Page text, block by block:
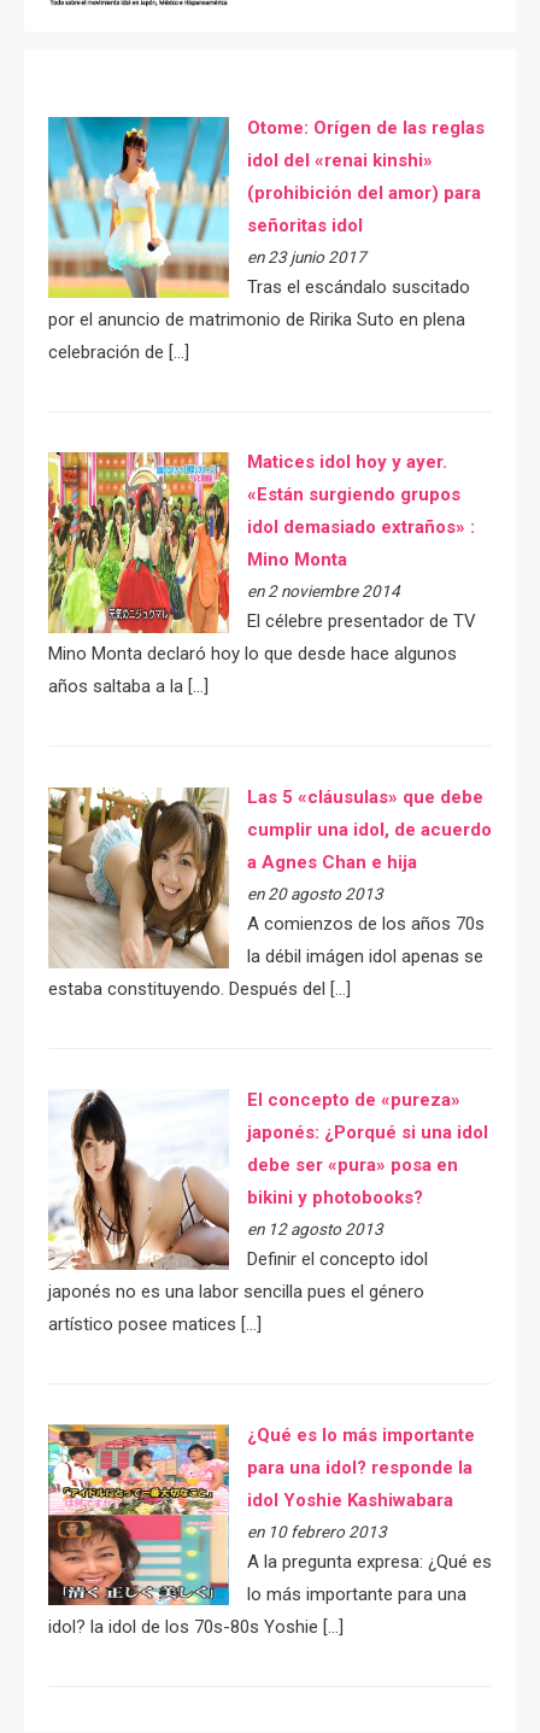
Otome: Orígen de las reglas
idol del «renai kinshi»
(prohibición del amor) para
señoritas idol
en 23 junio 2017
Tras el escándalo suscitado
por el anuncio de matrimonio de Ririka Suto en plena
celebración de […]
Matices idol hoy y ayer.
«Están surgiendo grupos
idol demasiado extraños» :
Mino Monta
en 2 noviembre 2014
El célebre presentador de TV
Mino Monta declaró hoy lo que desde hace algunos
años saltaba a la […]
Las 5 «cláusulas» que debe
cumplir una idol, de acuerdo
a Agnes Chan e hija
en 20 agosto 2013
A comienzos de los años 70s
la débil imágen idol apenas se
estaba constituyendo. Después del […]
El concepto de «pureza»
japonés: ¿Porqué si una idol
debe ser «pura» posa en
bikini y photobooks?
en 12 agosto 2013
Definir el concepto idol
japonés no es una labor sencilla pues el género
artístico posee matices […]
¿Qué es lo más importante
para una idol? responde la
idol Yoshie Kashiwabara
en 10 febrero 2013
A la pregunta expresa: ¿Qué es
lo más importante para una
idol? la idol de los 70s-80s Yoshie […]